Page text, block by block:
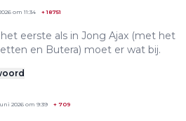
om 11:34 +18751
eerste als in Jong Ajax (met het
en Butera) moet er wat bij.
2026 om 9:39 + 709